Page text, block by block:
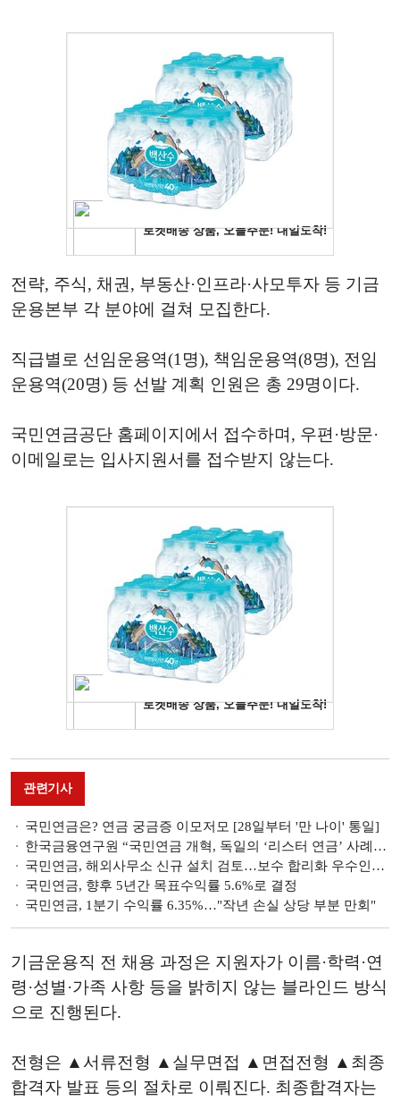
전략, 주식, 채권, 부동산·인프라·사모투자 등 기금
운용본부 각 분야에 걸쳐 모집한다.
직급별로 선임운용역(1명), 책임운용역(8명), 전임
운용역(20명) 등 선발 계획 인원은 총 29명이다.
국민연금공단 홈페이지에서 접수하며, 우편·방문·
이메일로는 입사지원서를 접수받지 않는다.
관련기사
국민연금은? 연금 궁금증 이모저모 [28일부터 '만 나이' 통일]
한국금융연구원 “국민연금 개혁, 독일의 ‘리스터 연금’ 사례 참조해야”
국민연금, 해외사무소 신규 설치 검토…보수 합리화 우수인력 유치 기반 마련
국민연금, 향후 5년간 목표수익률 5.6%로 결정
국민연금, 1분기 수익률 6.35%…"작년 손실 상당 부분 만회"
기금운용직 전 채용 과정은 지원자가 이름·학력·연
령·성별·가족 사항 등을 밝히지 않는 블라인드 방식
으로 진행된다.
전형은 ▲서류전형 ▲실무면접 ▲면접전형 ▲최종
합격자 발표 등의 절차로 이뤄진다. 최종합격자는